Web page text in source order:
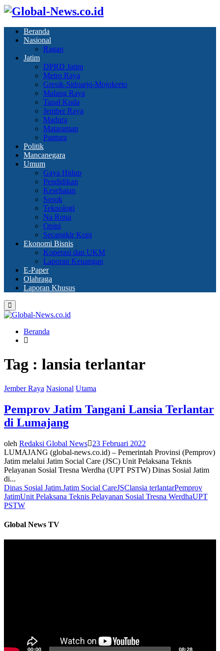
Beranda
Nasional
Ragan
Jatim
DPRD Jatim
Metro Raya
Gresik-Sidoarjo-Mojokerto
Malang Raya
Tapal Kuda
Jember Raya
Madura
Mataraman
Pantura
Politik
Mancanegara
Umum
Gaya Hidup
Pendidikan
Kesehatan
Sosok
Teknologi
Na Rona
Opini
Secangkir Kopi
Ekonomi Bisnis
Koperasi dan UKM
Laporan Keuangan
E-Paper
Olahraga
Laporan Khusus
Primary
Menu
Beranda
Tag : lansia terlantar
Jember Raya Nasional Utama
Pemprov Jatim Tangani Lansia Terlantar
di Lumajang
oleh Redaksi Global News
23 Februari 2022
LUMAJANG (global-news.co.id) – Pemerintah Provinsi (Pemprov)
Jatim melalui Jatim Social Care (JSC) Unit Pelaksana Teknis
Pelayanan Sosial Tresna Werdha (UPT PSTW) Dinas Sosial Jatim
di...
Dinas Sosial Jatim.Jatim Social CareJSClansia terlantarPemprov
JatimUnit Pelaksana Teknis Pelayanan Sosial Tresna WerdhaUPT
PSTW
Global News TV
00:00 08:28